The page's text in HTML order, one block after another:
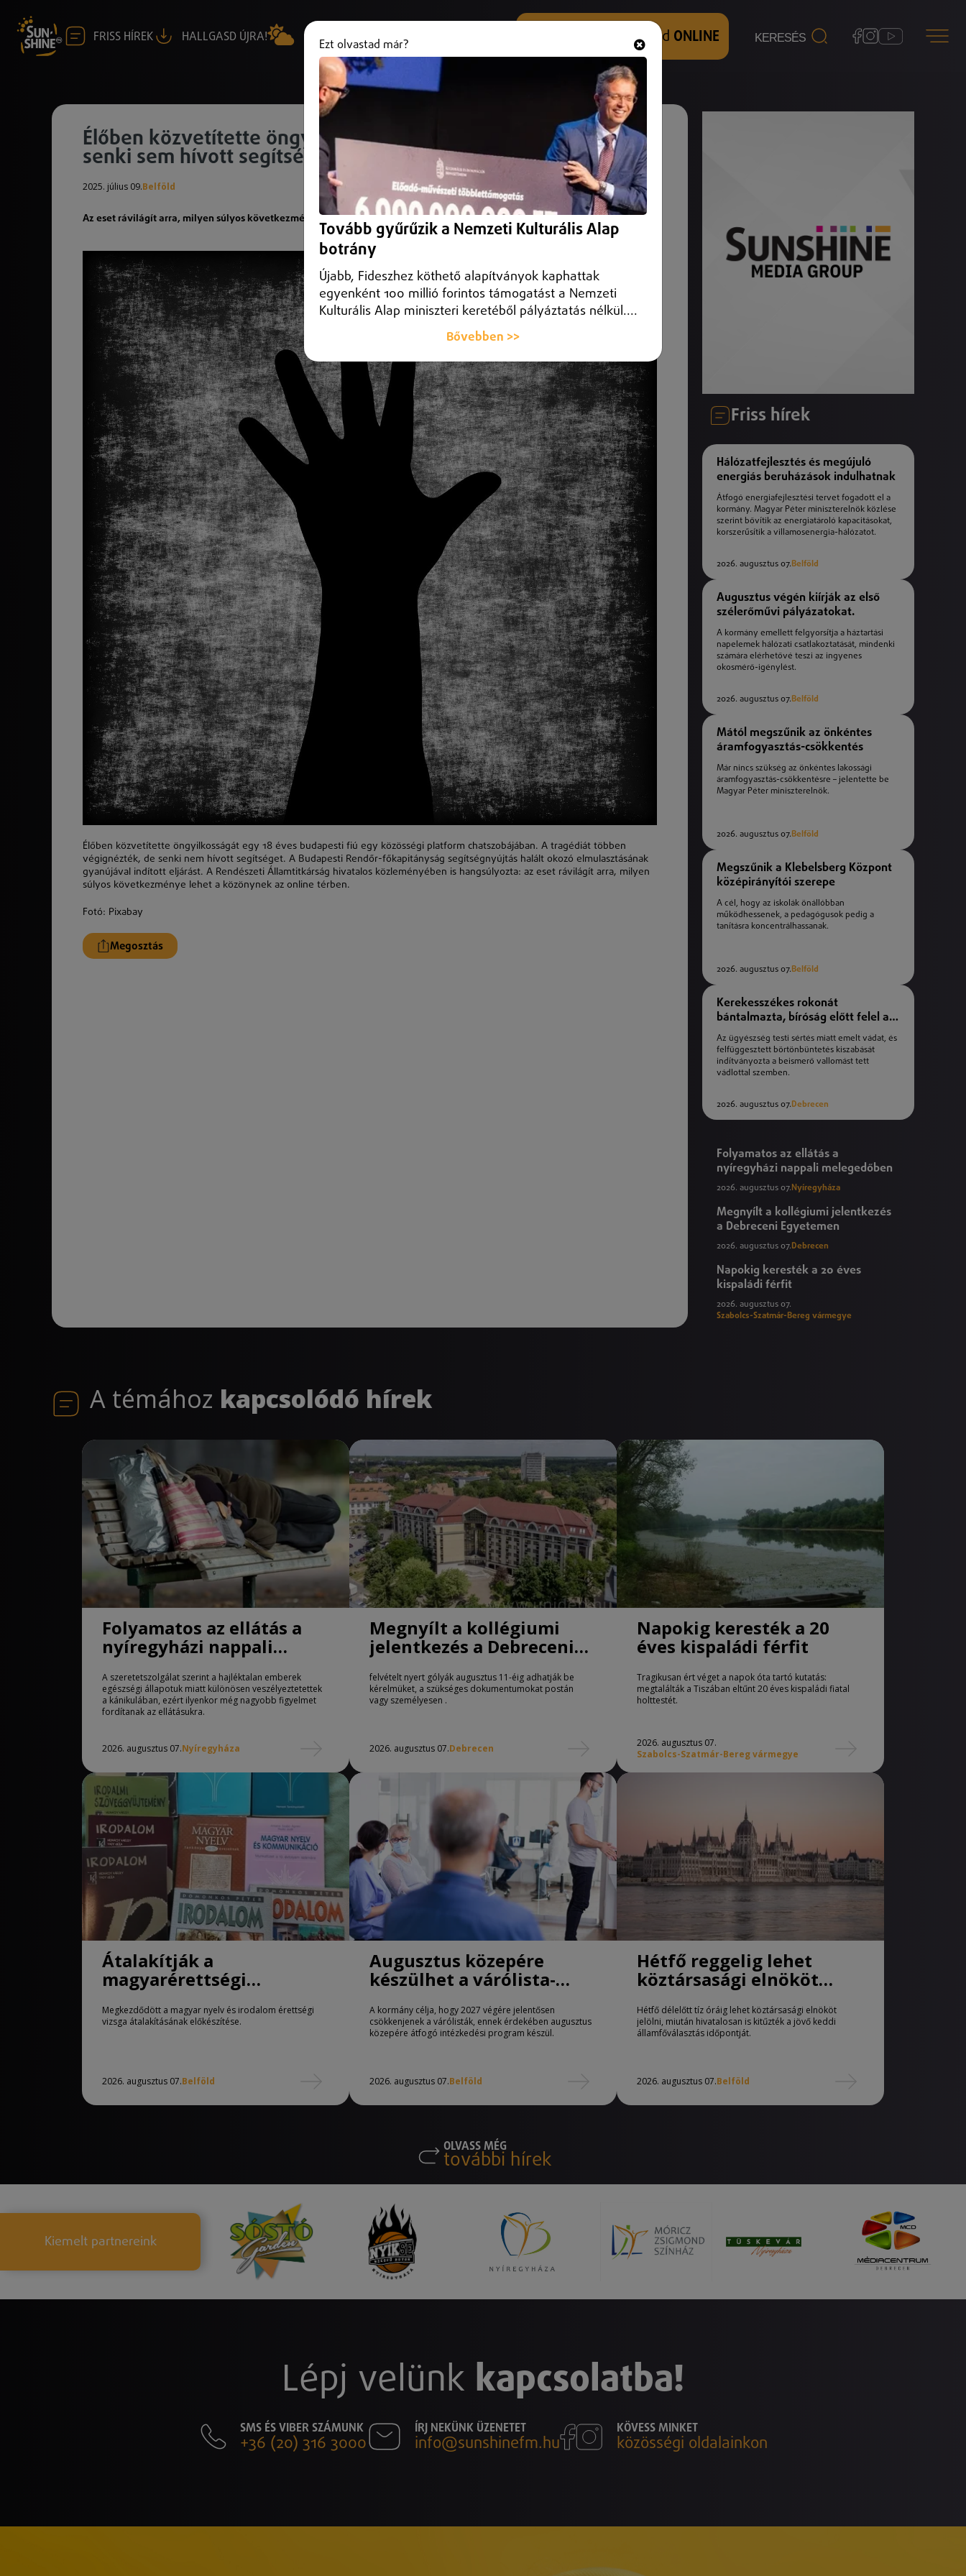
FRISS HÍREK HALLGASD ÚJRA! +36 (20) 316 3000 Hallgasd és nézd ONLINE
Élőben közvetítette öngyilkosságát egy 18 éves budapesti fiú-
senki sem hívott segítséget
2025. július 09.Belföld
Az eset rávilágít arra, milyen súlyos következménye lehet a közönynek az online térben.
Élőben közvetítette öngyilkosságát egy 18 éves budapesti fiú egy közösségi platform chatszobájában. A tragédiát többen
végignézték, de senki nem hívott segítséget. A Budapesti Rendőr-főkapitányság segítségnyújtás halált okozó elmulasztásának
gyanújával indított eljárást. A Rendészeti Államtitkárság hivatalos közleményében is hangsúlyozta: az eset rávilágít arra, milyen
súlyos következménye lehet a közönynek az online térben.
Fotó: Pixabay
Megosztás
Friss hírek
Hálózatfejlesztés és megújuló
energiás beruházások indulhatnak
Átfogó energiafejlesztési tervet fogadott el a
kormány. Magyar Péter miniszterelnök közlése
szerint bővítik az energiatároló kapacitásokat,
korszerűsítik a villamosenergia-hálózatot.
2026. augusztus 07.Belföld
Augusztus végén kiírják az első
szélerőművi pályázatokat.
A kormány emellett felgyorsítja a háztartási
napelemek hálózati csatlakoztatását, mindenki
számára elérhetővé teszi az ingyenes
okosmérő-igénylést.
2026. augusztus 07.Belföld
Mától megszűnik az önkéntes
áramfogyasztás-csökkentés
Már nincs szükség az önkéntes lakossági
áramfogyasztás-csökkentésre – jelentette be
Magyar Péter miniszterelnök.
2026. augusztus 07.Belföld
Megszűnik a Klebelsberg Központ
középirányítói szerepe
A cél, hogy az iskolák önállóbban
működhessenek, a pedagógusok pedig a
tanításra koncentrálhassanak.
2026. augusztus 07.Belföld
Kerekesszékes rokonát
bántalmazta, bíróság előtt felel a
férfi
Az ügyészség testi sértés miatt emelt vádat, és
felfüggesztett börtönbüntetés kiszabását
indítványozta a beismerő vallomást tett
vádlottal szemben.
2026. augusztus 07.Debrecen
Folyamatos az ellátás a
nyíregyházi nappali melegedőben
2026. augusztus 07. Nyíregyháza
Megnyílt a kollégiumi jelentkezés
a Debreceni Egyetemen
2026. augusztus 07.Debrecen
Napokig keresték a 20 éves
kispaládi férfit
2026. augusztus 07.
Szabolcs-Szatmár-Bereg vármegye
A témához kapcsolódó hírek
Folyamatos az ellátás a
nyíregyházi nappali
melegedőben
A szeretetszolgálat szerint a hajléktalan emberek
egészségi állapotuk miatt különösen veszélyeztetettek
a kánikulában, ezért ilyenkor még nagyobb figyelmet
fordítanak az ellátásukra.
2026. augusztus 07.Nyíregyháza
Megnyílt a kollégiumi
jelentkezés a Debreceni
Egyetemen
felvételt nyert gólyák augusztus 11-éig adhatják be
kérelmüket, a szükséges dokumentumokat postán
vagy személyesen .
2026. augusztus 07.Debrecen
Napokig keresték a 20
éves kispaládi férfit
Tragikusan ért véget a napok óta tartó kutatás:
megtalálták a Tiszában eltűnt 20 éves kispaládi fiatal
holttestét.
2026. augusztus 07.
Szabolcs-Szatmár-Bereg vármegye
Átalakítják a
magyarérettségi
követelményeit
Megkezdődött a magyar nyelv és irodalom érettségi
vizsga átalakításának előkészítése.
2026. augusztus 07.Belföld
Augusztus közepére
készülhet a várólista-
A kormány célja, hogy 2027 végére jelentősen
csökkenjenek a várólisták, ennek érdekében augusztus
közepére átfogó intézkedési program készül.
2026. augusztus 07.Belföld
Hétfő reggelig lehet
köztársasági elnököt
Hétfő délelőtt tíz óráig lehet köztársasági elnököt
jelölni, miután hivatalosan is kitűzték a jövő keddi
államfőválasztás időpontját.
2026. augusztus 07.Belföld
OLVASS MÉG
további hírek
Kiemelt partnereink
Lépj velünk kapcsolatba!
SMS ÉS VIBER SZÁMUNK
+36 (20) 316 3000
ÍRJ NEKÜNK ÜZENETET
info@sunshinefm.hu
KÖVESS MINKET
közösségi oldalainkon
Ezt olvastad már?
Tovább gyűrűzik a Nemzeti Kulturális Alap
botrány
Újabb, Fideszhez köthető alapítványok kaphattak
egyenként 100 millió forintos támogatást a Nemzeti
Kulturális Alap miniszteri keretéből pályáztatás nélkül....
Bővebben >>